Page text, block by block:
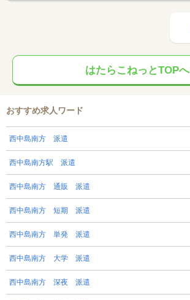
はたらこねっとTOPへ
おすすめ求人ワード
西中島南方 派遣
西中島南方駅 派遣
西中島南方 通販 派遣
西中島南方 短期 派遣
西中島南方 単発 派遣
西中島南方 大学 派遣
西中島南方 深夜 派遣